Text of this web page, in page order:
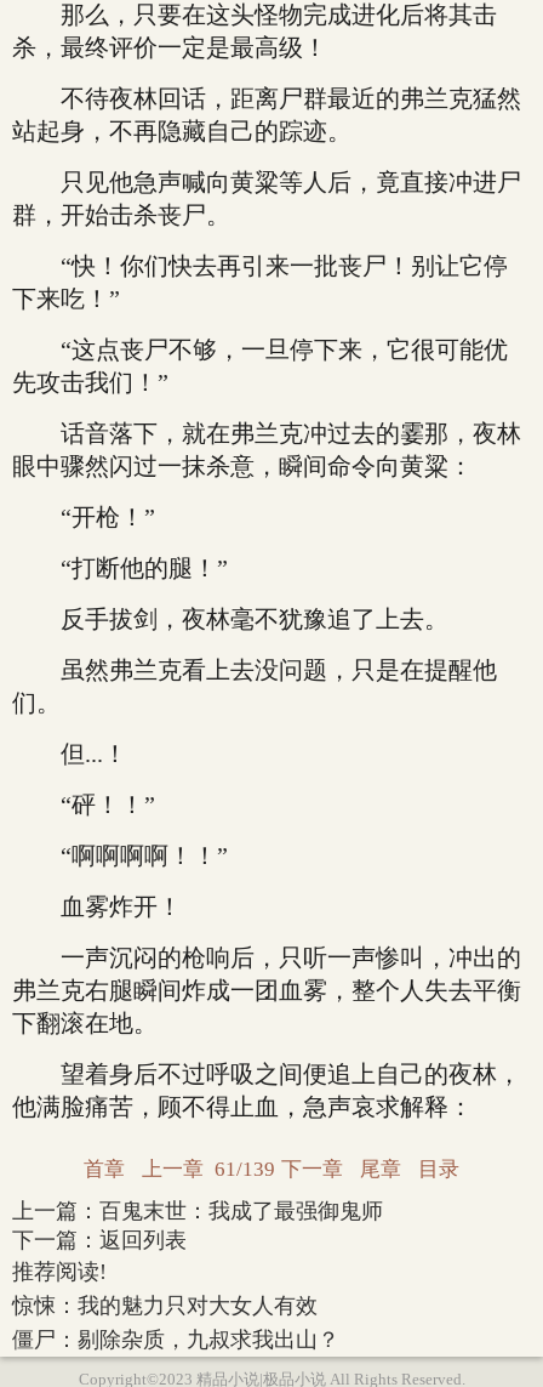
那么，只要在这头怪物完成进化后将其击
杀，最终评价一定是最高级！
不待夜林回话，距离尸群最近的弗兰克猛然
站起身，不再隐藏自己的踪迹。
只见他急声喊向黄粱等人后，竟直接冲进尸
群，开始击杀丧尸。
“快！你们快去再引来一批丧尸！别让它停
下来吃！”
“这点丧尸不够，一旦停下来，它很可能优
先攻击我们！”
话音落下，就在弗兰克冲过去的霎那，夜林
眼中骤然闪过一抹杀意，瞬间命令向黄粱：
“开枪！”
“打断他的腿！”
反手拔剑，夜林毫不犹豫追了上去。
虽然弗兰克看上去没问题，只是在提醒他
们。
但...！
“砰！！”
“啊啊啊啊！！”
血雾炸开！
一声沉闷的枪响后，只听一声惨叫，冲出的
弗兰克右腿瞬间炸成一团血雾，整个人失去平衡
下翻滚在地。
望着身后不过呼吸之间便追上自己的夜林，
他满脸痛苦，顾不得止血，急声哀求解释：
首章 上一章 61/139 下一章 尾章 目录
上一篇： 百鬼末世：我成了最强御鬼师
下一篇： 返回列表
推荐阅读!
惊悚：我的魅力只对大女人有效
僵尸：剔除杂质，九叔求我出山？
Copyright©2023 精品小说|极品小说 All Rights Reserved.